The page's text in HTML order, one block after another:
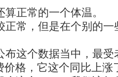
正常的一个体温。
常，但是在个别的一
这个数据当中，最受
格，它这个同比上涨